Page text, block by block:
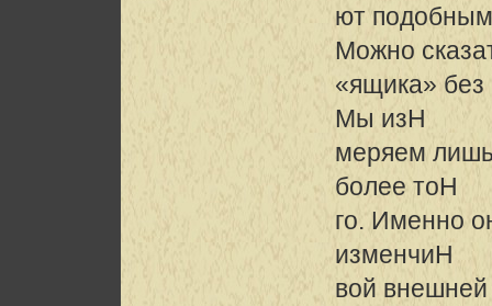
ют
Можно
«ящика» без
Мы изH
меряем
более тоH
го. Именно
изменчиH
вой внешней